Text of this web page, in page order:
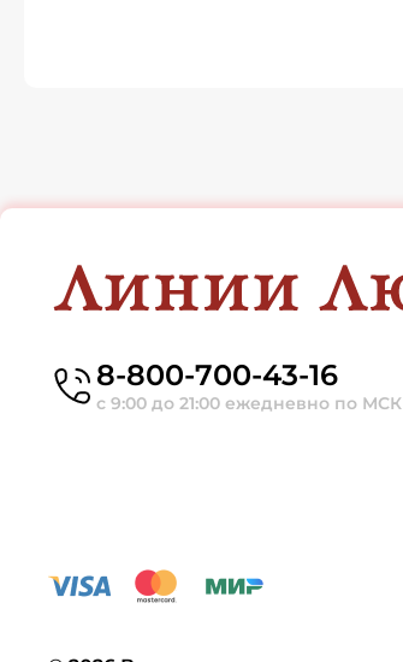
8-800-700-43-16
с 9:00 до 21:00 ежедневно по МСК